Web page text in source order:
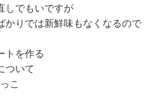
しでもいですが
かりでは新鮮味もなくなるので
トを作る
ついて
こ